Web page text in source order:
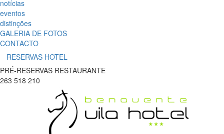
notícias
eventos
distinções
GALERIA DE FOTOS
CONTACTO
RESERVAS HOTEL
PRÉ-RESERVAS RESTAURANTE
263 518 210